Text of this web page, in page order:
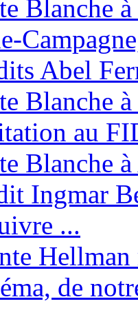
Blanche
Abel
Blanche
au
Blanche
Ingmar
...
Hellman
de